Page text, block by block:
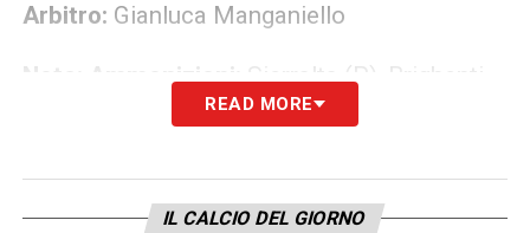
Arbitro: Gianluca Manganiello
Note: Ammonizioni:Sierralta (P), Brighenti
(F), Valzania (F), Gazzola (P), Capuano (F),
MIGLIORE IN CAMPO ˗ FROSINONE:
READ MORE
IL CALCIO DEL GIORNO